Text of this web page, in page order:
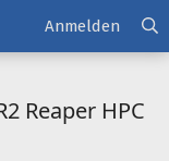
Anmelden
Reaper HPC